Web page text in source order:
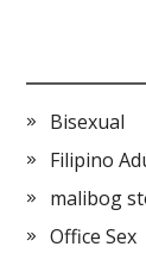
Bisexual
Filipino
malibog
Office Sex